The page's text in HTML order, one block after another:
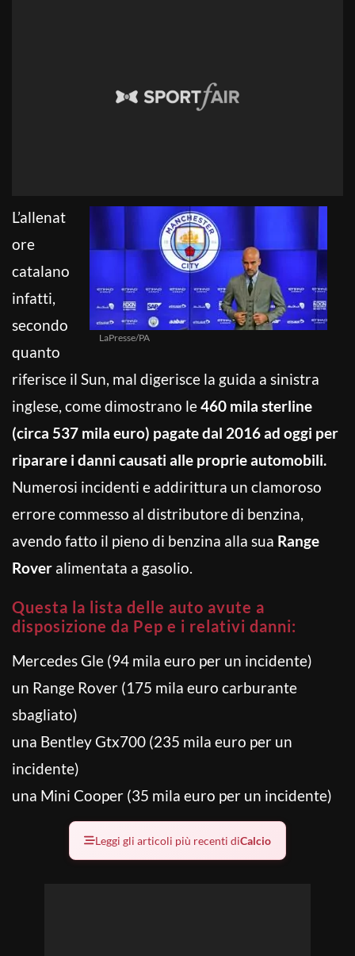
LaPresse/PA
L’allenat
ore
catalano
infatti,
secondo
quanto
riferisce il Sun, mal digerisce la guida a sinistra
inglese, come dimostrano le460 mila sterline
(circa 537 mila euro) pagate dal 2016 ad oggi per
riparare i danni causati alle proprie automobili.
Numerosi incidenti e addirittura un clamoroso
errore commesso al distributore di benzina,
avendo fatto il pieno di benzina alla sua Range
Rover alimentata a gasolio.
Questa la lista delle auto avute a
disposizione da Pep e i relativi danni:
Mercedes Gle (94 mila euro per un incidente)
un Range Rover (175 mila euro carburante
sbagliato)
una Bentley Gtx700 (235 mila euro per un
incidente)
una Mini Cooper (35 mila euro per un incidente)
Leggi gli articoli più recenti diCalcio